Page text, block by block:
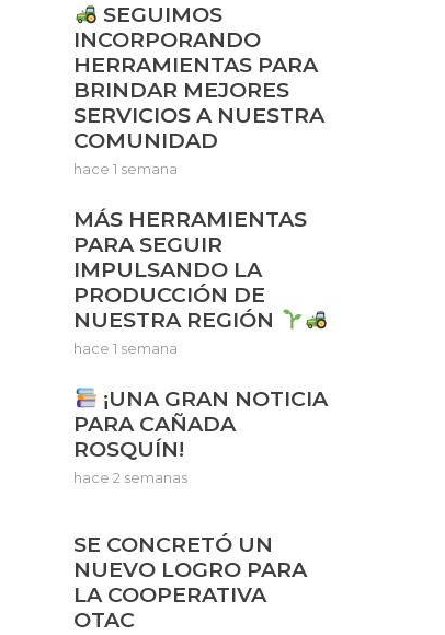
SEGUIMOS
INCORPORANDO
HERRAMIENTAS PARA
BRINDAR MEJORES
SERVICIOS A NUESTRA
COMUNIDAD
hace 1 semana
MÁS HERRAMIENTAS
PARA SEGUIR
IMPULSANDO LA
PRODUCCIÓN DE
NUESTRA REGIÓN
hace 1 semana
¡UNA GRAN NOTICIA
PARA CAÑADA
ROSQUÍN!
hace 2 semanas
SE CONCRETÓ UN
NUEVO LOGRO PARA
LA COOPERATIVA
OTAC